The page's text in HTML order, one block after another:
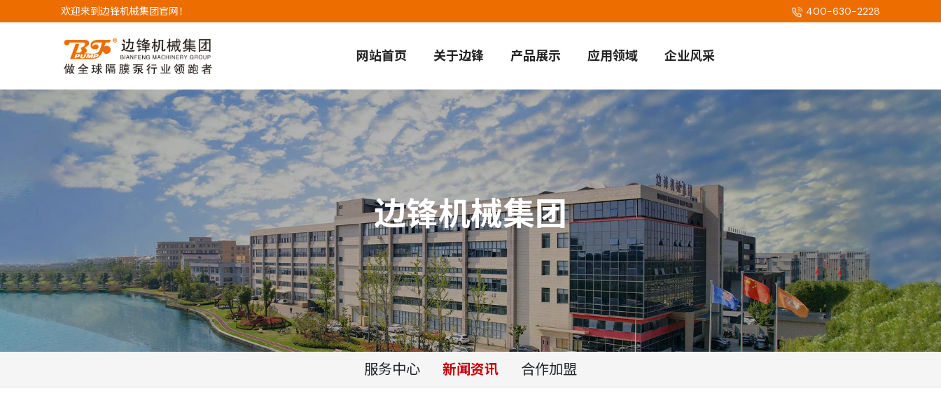
欢迎来到边锋机械集团官网！ 400-630-2228
网站首页 关于边锋 产品展示 应用领域 企业风采
边锋机械集团
服务中心 新闻资讯 合作加盟